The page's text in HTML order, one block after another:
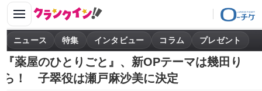
ニュース 特集 インタビュー コラム プレゼント
『薬屋のひとりごと』、新OPテーマは幾田り
ら！ 子翠役は瀬戸麻沙美に決定